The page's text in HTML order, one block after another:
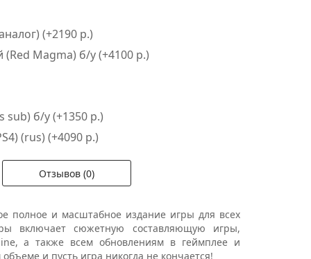
(+2190 р.)
Magma) б/у (+4100 р.)
sub) б/у (+1350 р.)
(rus) (+4090 р.)
Отзывов (0)
полное и масштабное издание игры для всех
включает сюжетную составляющую игры,
а также всем обновлениям в геймплее и
и пусть игра никогда не кончается!